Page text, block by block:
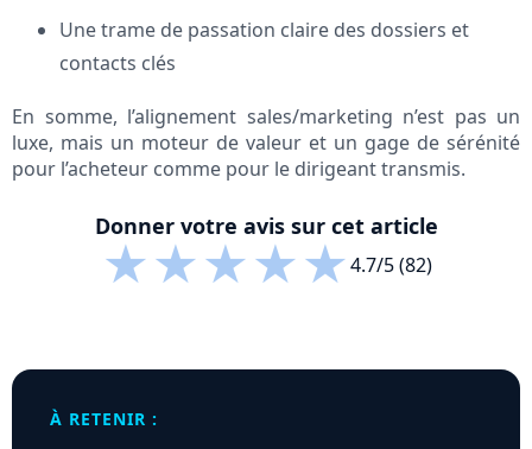
Une trame de passation claire des dossiers et
contacts clés
En somme, l’alignement sales/marketing n’est pas un
luxe, mais un moteur de valeur et un gage de sérénité
pour l’acheteur comme pour le dirigeant transmis.
Donner votre avis sur cet article
★★★★★4.7/5 (82)
À RETENIR :